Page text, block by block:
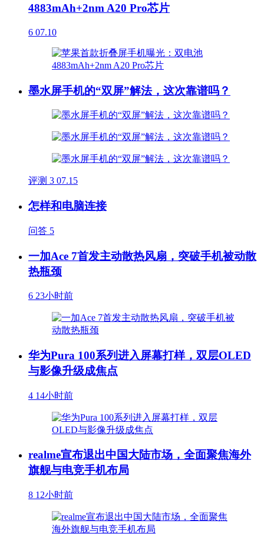
4883mAh+2nm A20 Pro芯片
6 07.10
墨水屏手机的“双屏”解法，这次靠谱吗？
评测 3 07.15
怎样和电脑连接
问答 5
一加Ace 7首发主动散热风扇，突破手机被动散
热瓶颈
6 23小时前
华为Pura 100系列进入屏幕打样，双层OLED
与影像升级成焦点
4 14小时前
realme宣布退出中国大陆市场，全面聚焦海外
旗舰与电竞手机布局
8 12小时前